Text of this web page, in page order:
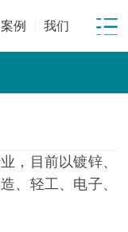
案例 我们
，目前以镀锌、
、轻工、电子、